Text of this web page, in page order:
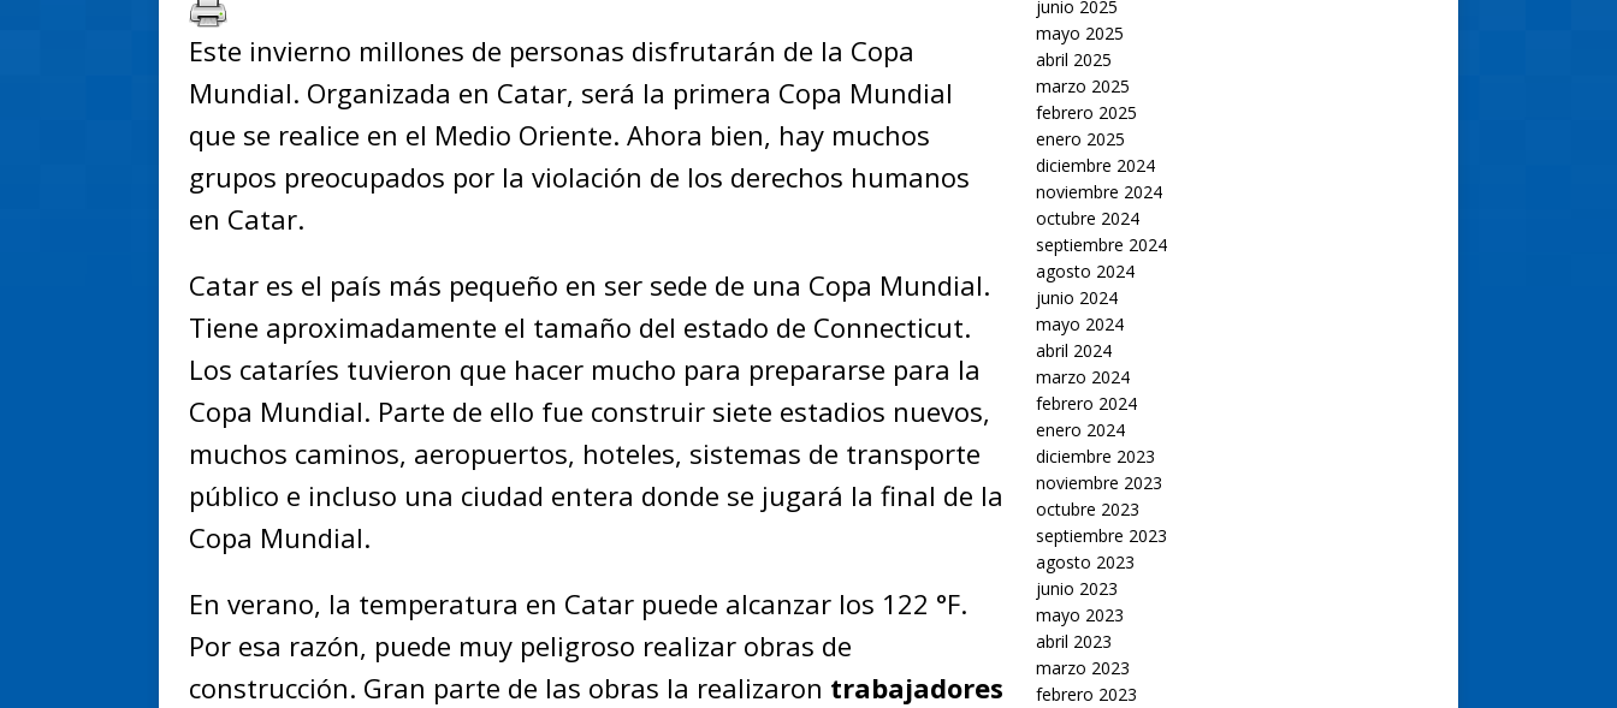
Este invierno millones de personas disfrutarán de la Copa
Mundial. Organizada en Catar, será la primera Copa Mundial
que se realice en el Medio Oriente. Ahora bien, hay muchos
grupos preocupados por la violación de los derechos humanos
en Catar.
Catar es el país más pequeño en ser sede de una Copa Mundial.
Tiene aproximadamente el tamaño del estado de Connecticut.
Los cataríes tuvieron que hacer mucho para prepararse para la
Copa Mundial. Parte de ello fue construir siete estadios nuevos,
muchos caminos, aeropuertos, hoteles, sistemas de transporte
público e incluso una ciudad entera donde se jugará la final de la
Copa Mundial.
En verano, la temperatura en Catar puede alcanzar los 122 °F.
Por esa razón, puede muy peligroso realizar obras de
construcción. Gran parte de las obras la realizaron trabajadores
junio 2025
mayo 2025
abril 2025
marzo 2025
febrero 2025
enero 2025
diciembre 2024
noviembre 2024
octubre 2024
septiembre 2024
agosto 2024
junio 2024
mayo 2024
abril 2024
marzo 2024
febrero 2024
enero 2024
diciembre 2023
noviembre 2023
octubre 2023
septiembre 2023
agosto 2023
junio 2023
mayo 2023
abril 2023
marzo 2023
febrero 2023